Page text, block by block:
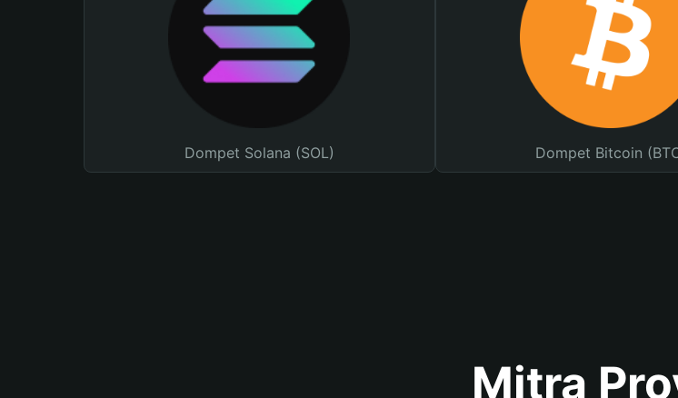
Dompet Solana (SOL) Dompet Bitcoin
Mitra